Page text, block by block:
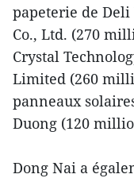
papeterie de
Co., Ltd. (270
Crystal
Limited (260
panneaux
Duong (120
Dong Nai a